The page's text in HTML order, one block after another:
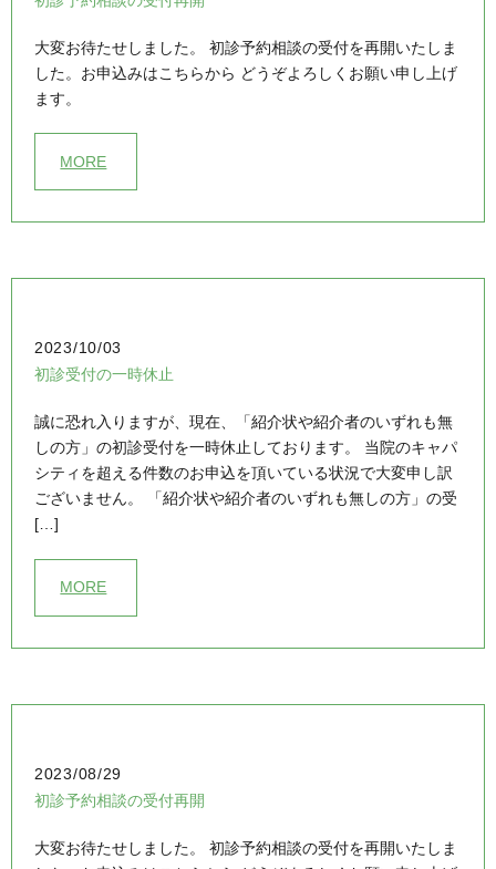
大変お待たせしました。 初診予約相談の受付を再開いたしま
した。お申込みはこちらから どうぞよろしくお願い申し上げ
ます。
MORE
2023/10/03
初診受付の一時休止
誠に恐れ入りますが、現在、「紹介状や紹介者のいずれも無
しの方」の初診受付を一時休止しております。 当院のキャパ
シティを超える件数のお申込を頂いている状況で大変申し訳
ございません。 「紹介状や紹介者のいずれも無しの方」の受
[…]
MORE
2023/08/29
初診予約相談の受付再開
大変お待たせしました。 初診予約相談の受付を再開いたしま